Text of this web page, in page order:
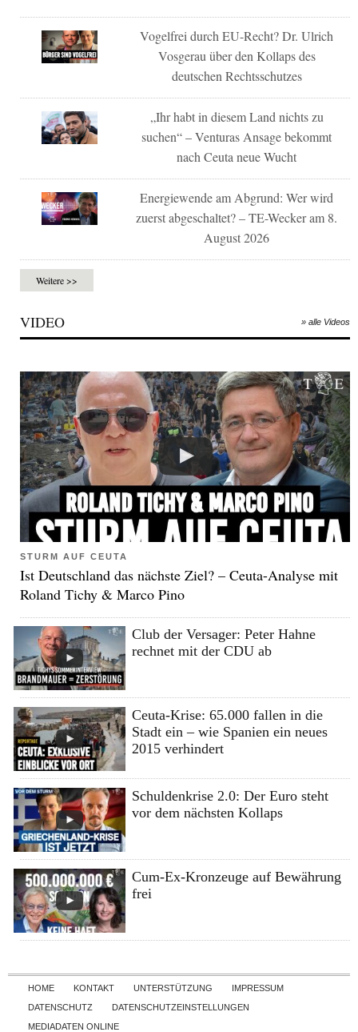
Vogelfrei durch EU-Recht? Dr. Ulrich
Vosgerau über den Kollaps des
deutschen Rechtsschutzes
„Ihr habt in diesem Land nichts zu
suchen“ – Venturas Ansage bekommt
nach Ceuta neue Wucht
Energiewende am Abgrund: Wer wird
zuerst abgeschaltet? – TE-Wecker am 8.
August 2026
Weitere >>
VIDEO » alle Videos
STURM AUF CEUTA
Ist Deutschland das nächste Ziel? – Ceuta-Analyse mit
Roland Tichy & Marco Pino
Club der Versager: Peter Hahne
rechnet mit der CDU ab
Ceuta-Krise: 65.000 fallen in die
Stadt ein – wie Spanien ein neues
2015 verhindert
Schuldenkrise 2.0: Der Euro steht
vor dem nächsten Kollaps
Cum-Ex-Kronzeuge auf Bewährung
frei
Skip to content
HOME KONTAKT UNTERSTÜTZUNG
IMPRESSUM
DATENSCHUTZ
DATENSCHUTZEINSTELLUNGEN
MEDIADATEN ONLINE